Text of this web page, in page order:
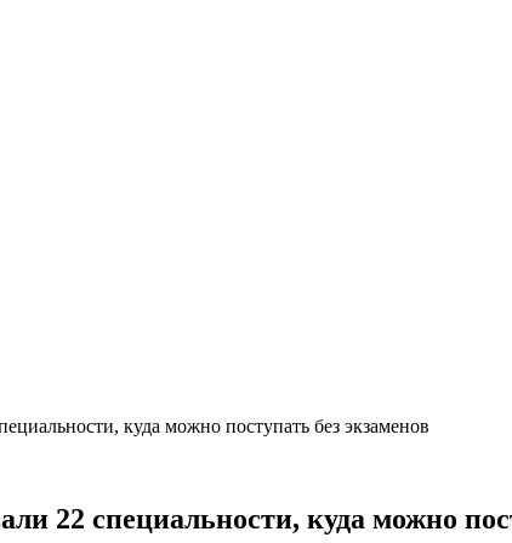
куда можно поступать без экзаменов
22 специальности, куда можно